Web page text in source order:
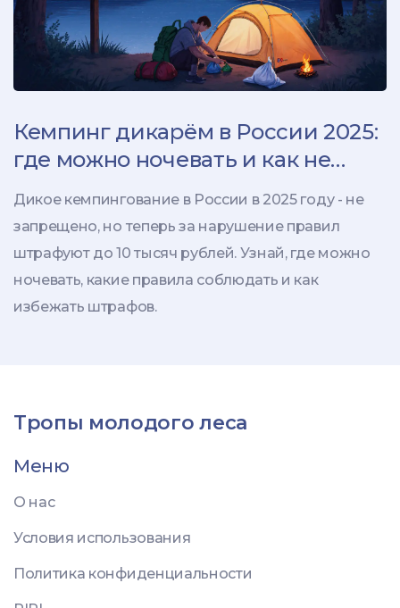
Кемпинг дикарём в России 2025:
где можно ночевать и как не
попасть под штраф
Дикое кемпингование в России в 2025 году - не
запрещено, но теперь за нарушение правил
штрафуют до 10 тысяч рублей. Узнай, где можно
ночевать, какие правила соблюдать и как
избежать штрафов.
Тропы молодого леса
Меню
О нас
Условия использования
Политика конфиденциальности